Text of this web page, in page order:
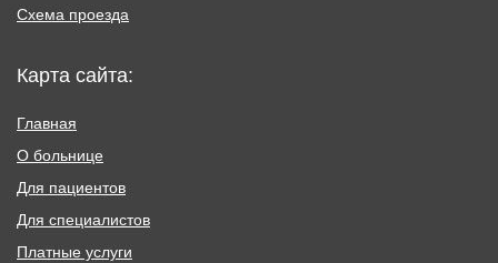
Схема проезда
Карта сайта:
Главная
О больнице
Для пациентов
Для специалистов
Платные услуги